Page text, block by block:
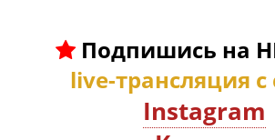
Подпишись на
live-трансляция с
Instagram